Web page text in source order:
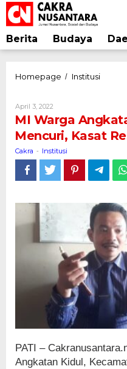
Lewati
ke
konten
Berita Budaya
Homepage / InstitusiMI
Dituduh
Angkat
April 3, 2022
MI Warga
Mencuri, Kasat
Cakra - Institusi
PATI –
Angkatan Kidul,